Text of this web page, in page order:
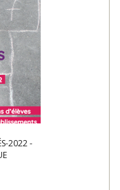
2022 -